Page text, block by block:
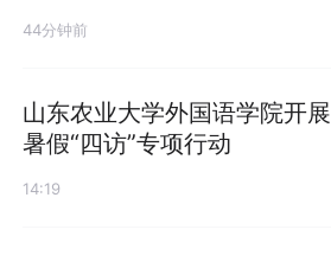
44分钟前
山东农业大学外国语学院开展
暑假“四访”专项行动
14:19